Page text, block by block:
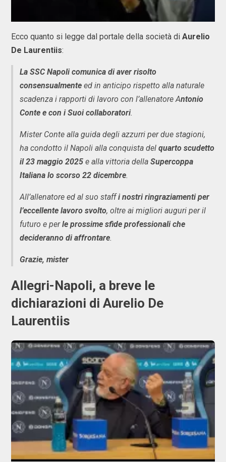
Ecco quanto si legge dal portale della società di Aurelio
De Laurentiis:
La SSC Napoli comunica di aver risolto
consensualmente ed in anticipo rispetto alla naturale
scadenza i rapporti di lavoro con l’allenatore Antonio
Conte e con i Suoi collaboratori.
Mister Conte alla guida degli azzurri per due stagioni,
ha condotto il Napoli alla conquista del quarto scudetto
il 23 maggio 2025 e alla vittoria della Supercoppa
Italiana lo scorso 22 dicembre.
All’allenatore ed al suo staffi nostri ringraziamenti per
l’eccellente lavoro svolto, oltre ai migliori auguri per il
futuro e perle prossime sfide professionali che
decideranno di affrontare.
Grazie, mister
Allegri-Napoli, a breve le
dichiarazioni di Aurelio De
Laurentiis